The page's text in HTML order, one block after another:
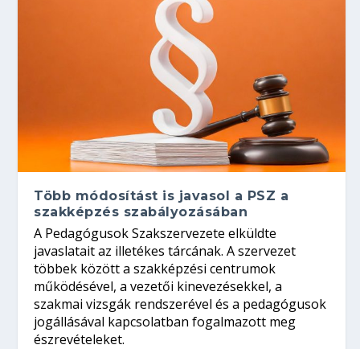
Több módosítást is javasol a PSZ a
szakképzés szabályozásában
A Pedagógusok Szakszervezete elküldte
javaslatait az illetékes tárcának. A szervezet
többek között a szakképzési centrumok
működésével, a vezetői kinevezésekkel, a
szakmai vizsgák rendszerével és a pedagógusok
jogállásával kapcsolatban fogalmazott meg
észrevételeket.